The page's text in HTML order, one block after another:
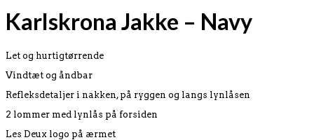
Karlskrona Jakke – Navy
Let og hurtigtørrende
Vindtæt og åndbar
Refleksdetaljer i nakken, på ryggen og langs lynlåsen
2 lommer med lynlås på forsiden
Les Deux logo på ærmet